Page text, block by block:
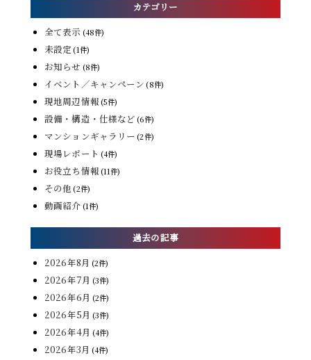
カテゴリー
全て表示 (48件)
未設定 (1件)
お知らせ (8件)
イベント／キャンペーン (8件)
現地周辺情報 (5件)
設備・構造・仕様など (6件)
マンションギャラリー (2件)
現場レポート (4件)
お役立ち情報 (11件)
その他 (2件)
動画紹介 (1件)
過去の記事
2026年8月 (2件)
2026年7月 (3件)
2026年6月 (2件)
2026年5月 (3件)
2026年4月 (4件)
2026年3月 (4件)